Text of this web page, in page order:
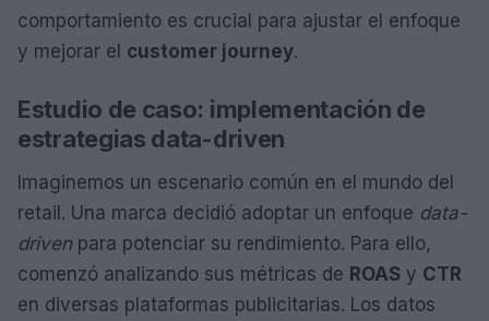
comportamiento es crucial para ajustar el enfoque
y mejorar el customer journey.
Estudio de caso: implementación de
estrategias data-driven
Imaginemos un escenario común en el mundo del
retail. Una marca decidió adoptar un enfoque data-
driven para potenciar su rendimiento. Para ello,
comenzó analizando sus métricas de ROAS y CTR
en diversas plataformas publicitarias. Los datos